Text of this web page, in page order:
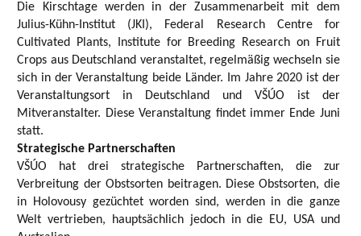
Die Kirschtage werden in der Zusammenarbeit mit dem
Julius-Kühn-Institut (JKI), Federal Research Centre for
Cultivated Plants, Institute for Breeding Research on Fruit
Crops aus Deutschland veranstaltet, regelmäßig wechseln sie
sich in der Veranstaltung beide Länder. Im Jahre 2020 ist der
Veranstaltungsort in Deutschland und VŠÚO ist der
Mitveranstalter. Diese Veranstaltung findet immer Ende Juni
statt.
Strategische Partnerschaften
VŠÚO hat drei strategische Partnerschaften, die zur
Verbreitung der Obstsorten beitragen. Diese Obstsorten, die
in Holovousy gezüchtet worden sind, werden in die ganze
Welt vertrieben, hauptsächlich jedoch in die EU, USA und